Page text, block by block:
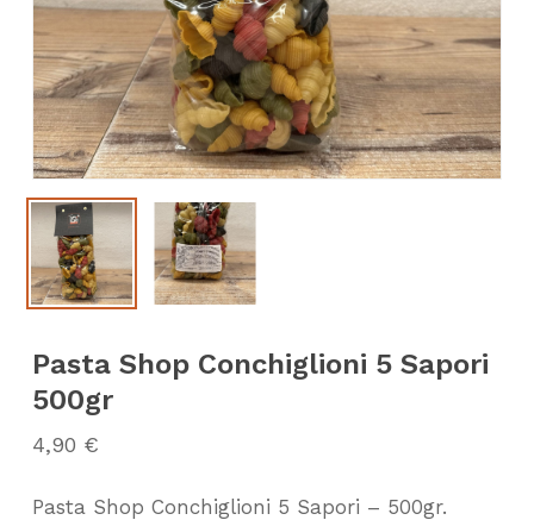
Pasta Shop Conchiglioni 5 Sapori
500gr
4,90 €
Pasta Shop Conchiglioni 5 Sapori – 500gr.